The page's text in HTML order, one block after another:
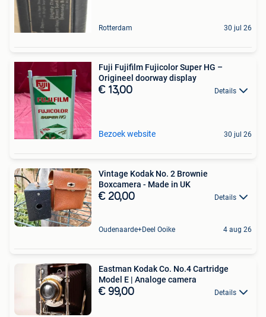
Rotterdam 30 jul 26
Fuji Fujifilm Fujicolor Super HG –
Origineel doorway display
€ 13,00 Details
Bezoek website 30 jul 26
Vintage Kodak No. 2 Brownie
Boxcamera - Made in UK
€ 20,00 Details
Oudenaarde+Deel Ooike 4 aug 26
Eastman Kodak Co. No.4 Cartridge
Model E | Analoge camera
€ 99,00 Details